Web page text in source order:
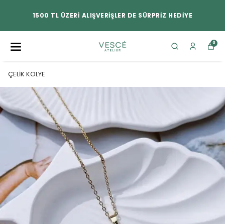
1500 TL ÜZERİ ALIŞVERİŞLER DE SÜRPRİZ HEDİYE
0
ÇELİK KOLYE